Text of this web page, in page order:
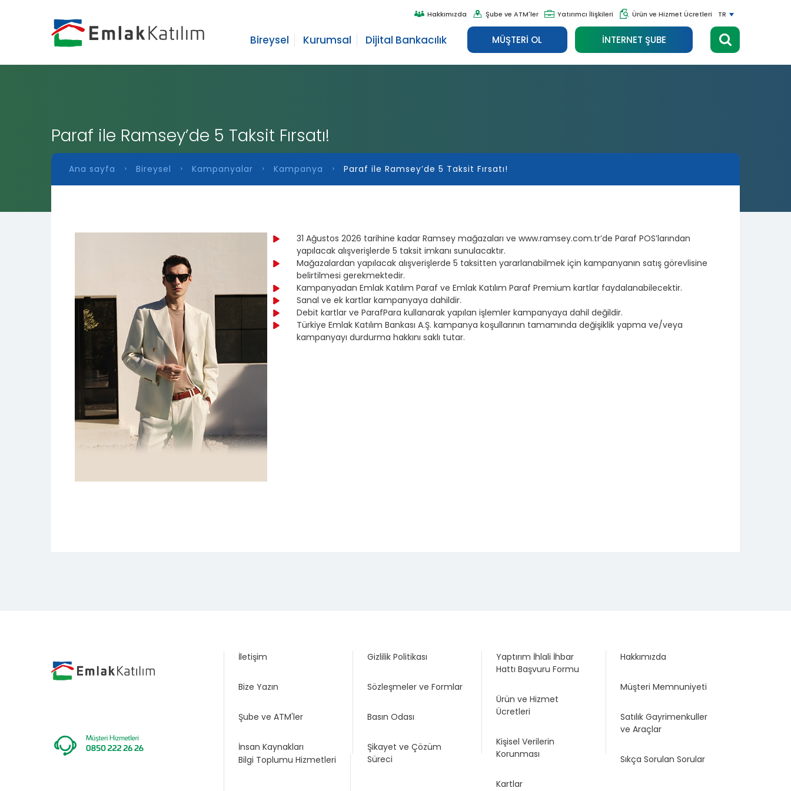
Bireysel Kurumsal Dijital Bankacılık
Hakkımızda Şube ve ATM'ler Yatırımcı İlişkileri Ürün ve Hizmet Ücretleri TR
MÜŞTERİ OL İNTERNET ŞUBE
Paraf ile Ramsey’de 5 Taksit Fırsatı!
Ana sayfa Bireysel Kampanyalar Kampanya Paraf ile Ramsey’de 5 Taksit Fırsatı!
31 Ağustos 2026 tarihine kadar Ramsey mağazaları ve www.ramsey.com.tr’de Paraf POS’larından
yapılacak alışverişlerde 5 taksit imkanı sunulacaktır.
Mağazalardan yapılacak alışverişlerde 5 taksitten yararlanabilmek için kampanyanın satış görevlisine
belirtilmesi gerekmektedir.
Kampanyadan Emlak Katılım Paraf ve Emlak Katılım Paraf Premium kartlar faydalanabilecektir.
Sanal ve ek kartlar kampanyaya dahildir.
Debit kartlar ve ParafPara kullanarak yapılan işlemler kampanyaya dahil değildir.
Türkiye Emlak Katılım Bankası A.Ş. kampanya koşullarının tamamında değişiklik yapma ve/veya
kampanyayı durdurma hakkını saklı tutar.
İletişim
Bize Yazın
Şube ve ATM'ler
İnsan Kaynakları
Gizlilik Politikası
Sözleşmeler ve Formlar
Basın Odası
Şikayet ve Çözüm
Süreci
Yaptırım İhlali İhbar
Hattı Başvuru Formu
Ürün ve Hizmet
Ücretleri
Kişisel Verilerin
Korunması
Kartlar
Hakkımızda
Müşteri Memnuniyeti
Satılık Gayrimenkuller
ve Araçlar
Sıkça Sorulan Sorular
Bilgi Toplumu Hizmetleri